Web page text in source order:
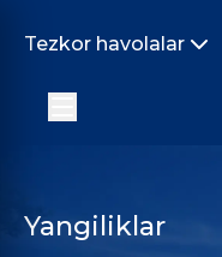
Tezkor havolalar
Yangiliklar